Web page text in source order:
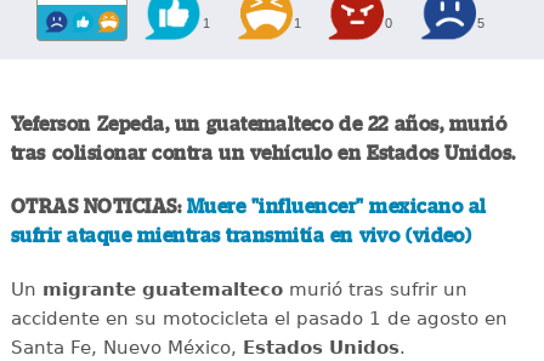
1 1 0 5
Yeferson Zepeda, un guatemalteco de 22 años, murió
tras colisionar contra un vehículo en Estados Unidos.
OTRAS NOTICIAS: Muere "influencer" mexicano al
sufrir ataque mientras transmitía en vivo (video)
Un migrante guatemaltecomurió tras sufrir un
accidente en su motocicleta el pasado 1 de agosto en
Santa Fe, Nuevo México, Estados Unidos.